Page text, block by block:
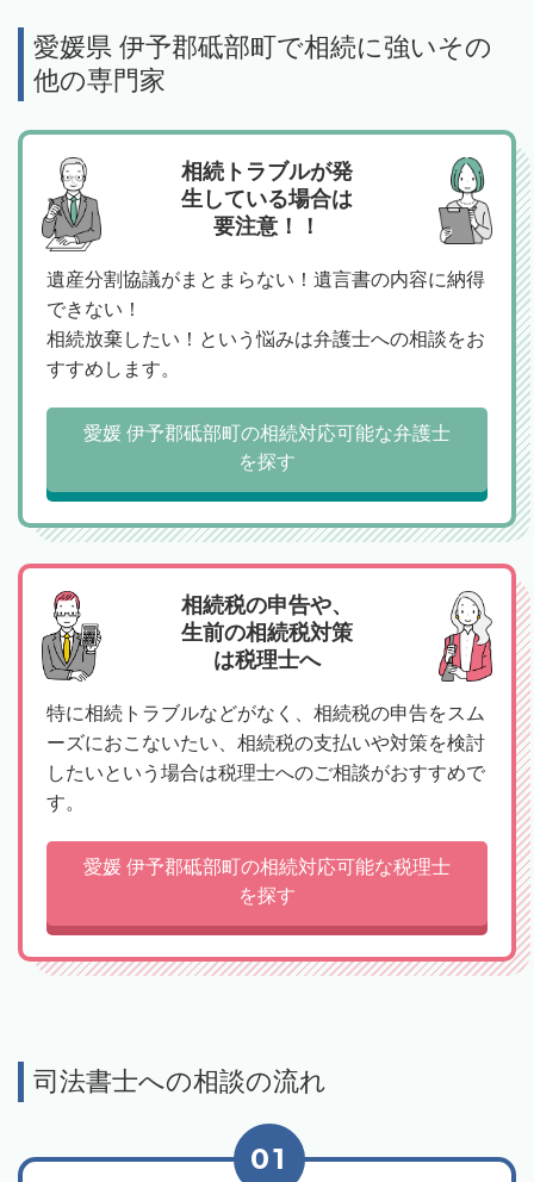
愛媛県 伊予郡砥部町で相続に強いその
他の専門家
相続トラブルが発
生している場合は
要注意！！
遺産分割協議がまとまらない！遺言書の内容に納得
できない！
相続放棄したい！という悩みは弁護士への相談をお
すすめします。
愛媛 伊予郡砥部町の相続対応可能な弁護士
を探す
相続税の申告や、
生前の相続税対策
は税理士へ
特に相続トラブルなどがなく、相続税の申告をスム
ーズにおこないたい、相続税の支払いや対策を検討
したいという場合は税理士へのご相談がおすすめで
す。
愛媛 伊予郡砥部町の相続対応可能な税理士
を探す
司法書士への相談の流れ
01